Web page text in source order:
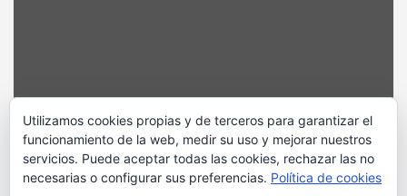
Y mientras tanto en África…
4 agosto, 2026 sara Suárez
Utilizamos cookies propias y de terceros para garantizar el
funcionamiento de la web, medir su uso y mejorar nuestros
servicios. Puede aceptar todas las cookies, rechazar las no
necesarias o configurar sus preferencias. Política de cookies